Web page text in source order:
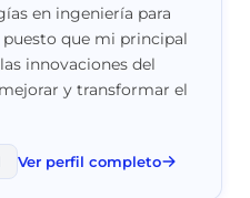
en ingeniería para
que mi principal
innovaciones del
y transformar el
Ver perfil completo